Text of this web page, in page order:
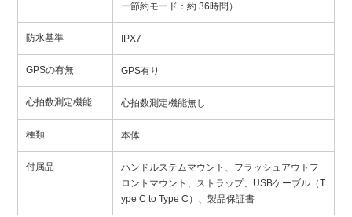
ー節約モード：約 36時間）
防水基準 IPX7
GPSの有無 GPS有り
心拍数測定機能 心拍数測定機能無し
種類 本体
付属品
ハンドルステムマウント、フラッシュアウトフ
ロントマウント、ストラップ、USBケーブル（T
ype C to Type C）、製品保証書